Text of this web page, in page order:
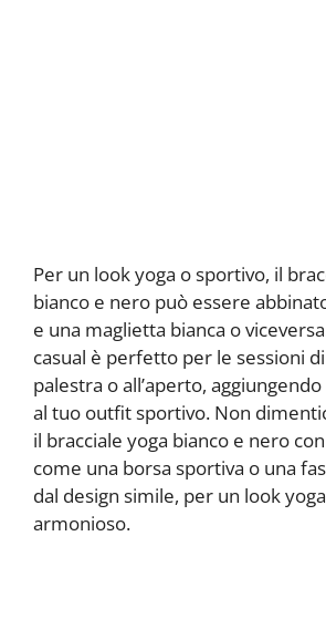
Per un look yoga o sportivo, il
bianco e nero può essere
e una maglietta bianca o
casual è perfetto per le sessioni
palestra o all’aperto,
al tuo outfit sportivo. Non
il bracciale yoga bianco e nero
come una borsa sportiva o una
dal design simile, per un look
armonioso.